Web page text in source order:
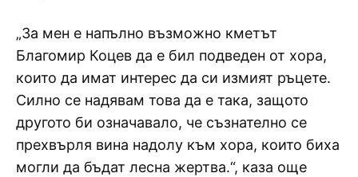
„За мен е напълно възможно кметът
Благомир Коцев да е бил подведен от хора,
които да имат интерес да си измият ръцете.
Силно се надявам това да е така, защото
другото би означавало, че съзнателно се
прехвърля вина надолу към хора, които биха
могли да бъдат лесна жертва.“, каза още